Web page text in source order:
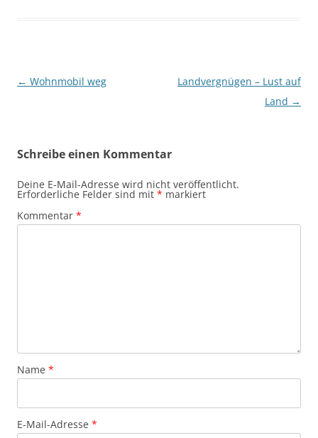
Beitragsnavigation
← Wohnmobil weg
Landvergnügen – Lust auf
Land →
Schreibe einen Kommentar
Deine E-Mail-Adresse wird nicht veröffentlicht.
Erforderliche Felder sind mit * markiert
Kommentar *
Name *
E-Mail-Adresse *